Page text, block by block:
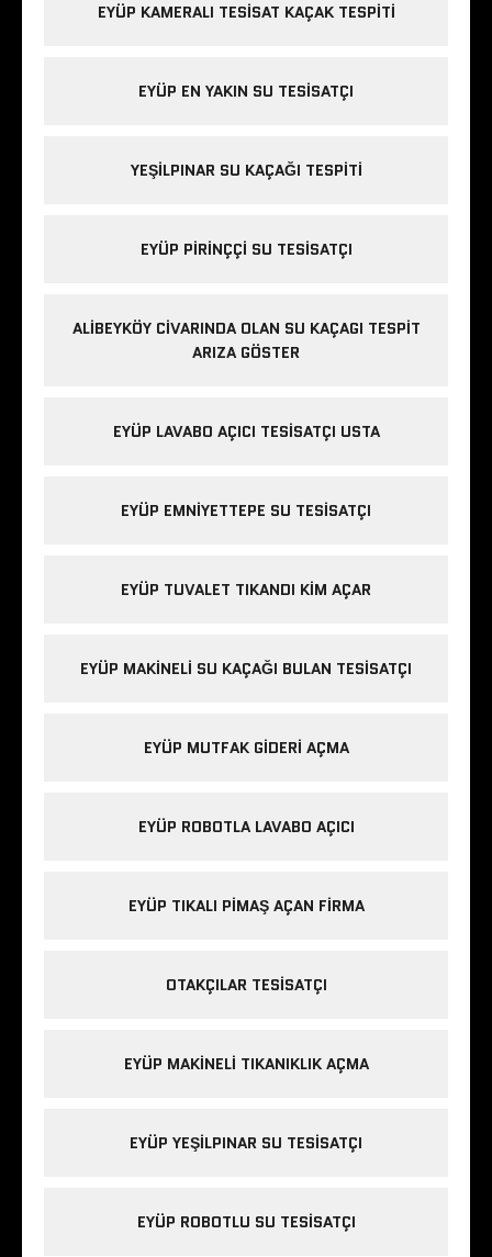
EYÜP KAMERALI TESISAT KAÇAK TESPITI
EYÜP EN YAKIN SU TESISATÇI
YEŞILPINAR SU KAÇAĞI TESPITI
EYÜP PIRINÇÇI SU TESISATÇI
ALIBEYKÖY CIVARINDA OLAN SU KAÇAGI TESPIT
ARIZA GÖSTER
EYÜP LAVABO AÇICI TESISATÇI USTA
EYÜP EMNIYETTEPE SU TESISATÇI
EYÜP TUVALET TIKANDI KIM AÇAR
EYÜP MAKINELI SU KAÇAĞI BULAN TESISATÇI
EYÜP MUTFAK GIDERI AÇMA
EYÜP ROBOTLA LAVABO AÇICI
EYÜP TIKALI PIMAŞ AÇAN FIRMA
OTAKÇILAR TESISATÇI
EYÜP MAKINELI TIKANIKLIK AÇMA
EYÜP YEŞILPINAR SU TESISATÇI
EYÜP ROBOTLU SU TESISATÇI